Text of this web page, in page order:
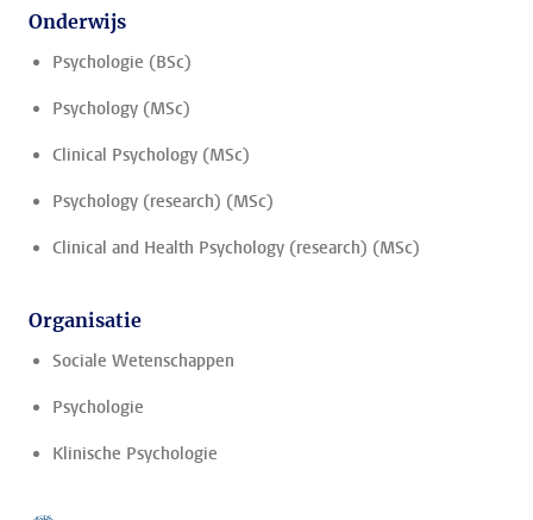
Onderwijs
Psychologie (BSc)
Psychology (MSc)
Clinical Psychology (MSc)
Psychology (research) (MSc)
Clinical and Health Psychology (research) (MSc)
Organisatie
Sociale Wetenschappen
Psychologie
Klinische Psychologie